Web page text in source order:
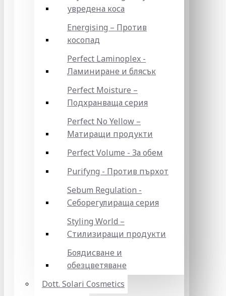
увредена коса
Energising – Против
косопад
Perfect Laminoplex -
Ламиниране и блясък
Perfect Moisture –
Подхранваща серия
Perfect No Yellow –
Матиращи продукти
Perfect Volume - За обем
Purifyng - Против пърхот
Sebum Regulation -
Себорегулираща серия
Styling World –
Стилизиращи продукти
Боядисване и
обезцветяване
Dott. Solari Cosmetics